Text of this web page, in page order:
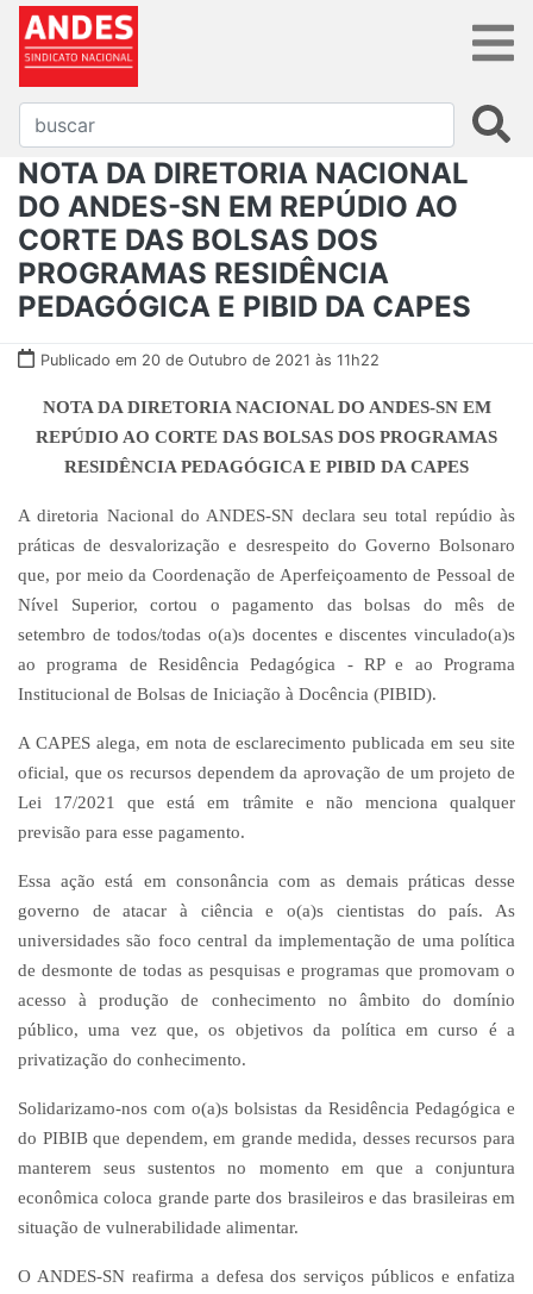
NOTA DA DIRETORIA NACIONAL
DO ANDES-SN EM REPÚDIO AO
CORTE DAS BOLSAS DOS
PROGRAMAS RESIDÊNCIA
PEDAGÓGICA E PIBID DA CAPES
Publicado em 20 de Outubro de 2021 às 11h22
NOTA DA DIRETORIA NACIONAL DO ANDES-SN EM
REPÚDIO AO CORTE DAS BOLSAS DOS PROGRAMAS
RESIDÊNCIA PEDAGÓGICA E PIBID DA CAPES
A diretoria Nacional do ANDES-SN declara seu total repúdio às
práticas de desvalorização e desrespeito do Governo Bolsonaro
que, por meio da Coordenação de Aperfeiçoamento de Pessoal de
Nível Superior, cortou o pagamento das bolsas do mês de
setembro de todos/todas o(a)s docentes e discentes vinculado(a)s
ao programa de Residência Pedagógica - RP e ao Programa
Institucional de Bolsas de Iniciação à Docência (PIBID).
A CAPES alega, em nota de esclarecimento publicada em seu site
oficial, que os recursos dependem da aprovação de um projeto de
Lei 17/2021 que está em trâmite e não menciona qualquer
previsão para esse pagamento.
Essa ação está em consonância com as demais práticas desse
governo de atacar à ciência e o(a)s cientistas do país. As
universidades são foco central da implementação de uma política
de desmonte de todas as pesquisas e programas que promovam o
acesso à produção de conhecimento no âmbito do domínio
público, uma vez que, os objetivos da política em curso é a
privatização do conhecimento.
Solidarizamo-nos com o(a)s bolsistas da Residência Pedagógica e
do PIBIB que dependem, em grande medida, desses recursos para
manterem seus sustentos no momento em que a conjuntura
econômica coloca grande parte dos brasileiros e das brasileiras em
situação de vulnerabilidade alimentar.
O ANDES-SN reafirma a defesa dos serviços públicos e enfatiza